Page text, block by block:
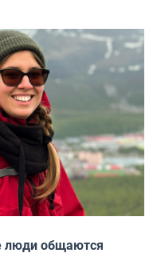
люди общаются